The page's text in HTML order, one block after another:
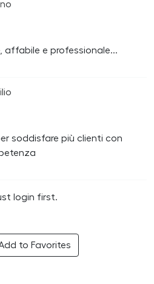
affabile e professionale...
soddisfare più clienti con
login first.
to Favorites